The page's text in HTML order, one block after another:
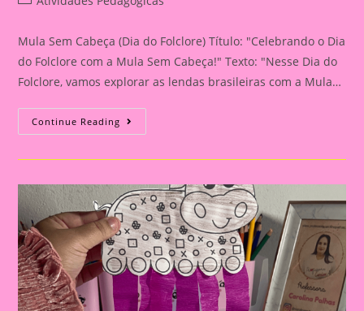
Mula Sem Cabeça (Dia do Folclore) Título: "Celebrando o Dia
do Folclore com a Mula Sem Cabeça!" Texto: "Nesse Dia do
Folclore, vamos explorar as lendas brasileiras com a Mula…
Continue Reading Celebrando
O
Do
A
Mula
Sem
Cabeça!|Atividade
Com
Os
Personagem
Do
Folclore|A
Importância
De